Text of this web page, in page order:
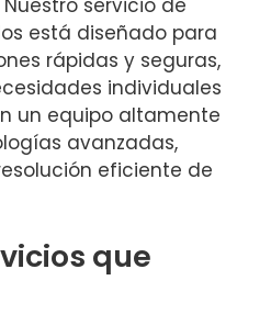
está diseñado para
rápidas y seguras,
individuales
un equipo altamente
avanzadas,
eficiente de
que